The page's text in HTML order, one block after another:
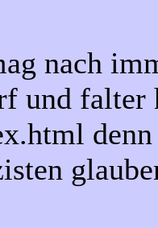
nach
und